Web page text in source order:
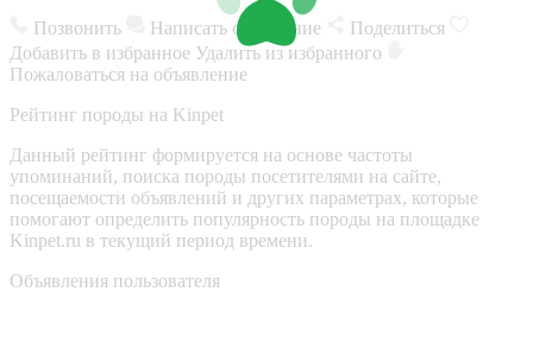
Позвонить Написать сообщение
Поделиться
Добавить в избранное Удалить из избранного
Пожаловаться на объявление
Рейтинг породы на Kinpet
Данный рейтинг формируется на основе частоты
упоминаний, поиска породы посетителями на сайте,
посещаемости объявлений и других параметрах, которые
помогают определить популярность породы на площадке
Kinpet.ru в текущий период времени.
Объявления пользователя